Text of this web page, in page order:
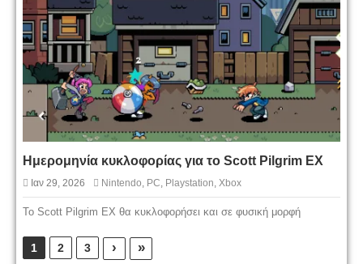
Ημερομηνία κυκλοφορίας για το Scott Pilgrim EX
Ιαν 29, 2026 Nintendo, PC, Playstation, Xbox
Το Scott Pilgrim EX θα κυκλοφορήσει και σε φυσική μορφή
1 2 3 › »